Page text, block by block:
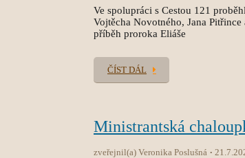
Ve spolupráci s Cestou 121
Vojtěcha Novotného, Jana
příběh proroka Eliáše
ČÍST DÁL
Ministrantská
zveřejnil(a) Veronika Poslušná